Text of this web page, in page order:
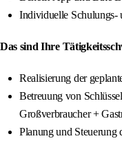
Individuelle Schulungs-
Das sind Ihre
Realisierung der
Betreuung von
Großverbraucher +
Planung und Steuerung